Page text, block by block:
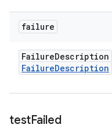
failure
FailureDescription
FailureDescription
testFailed